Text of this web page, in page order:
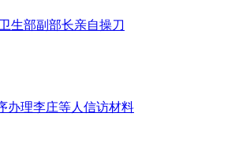
生部副部长亲自操刀
办理李庄等人信访材料